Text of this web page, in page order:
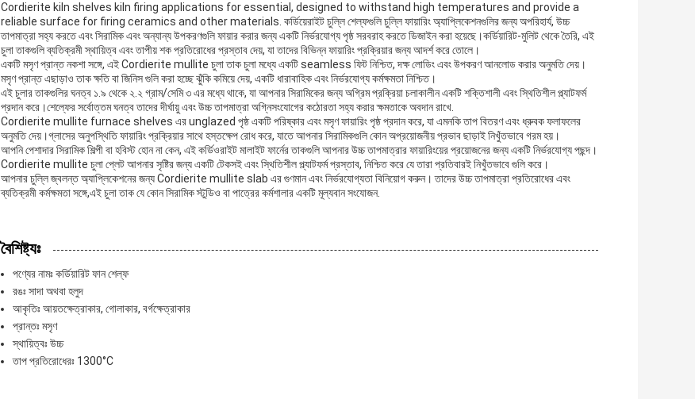
Cordierite kiln shelves kiln firing applications for essential, designed to withstand high temperatures and provide a
reliable surface for firing ceramics and other materials. কর্ডিয়েরাইট চুল্লি শেল্ফগুলি চুল্লি ফায়ারিং অ্যাপ্লিকেশনগুলির জন্য অপরিহার্য, উচ্চ
তাপমাত্রা সহ্য করতে এবং সিরামিক এবং অন্যান্য উপকরণগুলি ফায়ার করার জন্য একটি নির্ভরযোগ্য পৃষ্ঠ সরবরাহ করতে ডিজাইন করা হয়েছে।কর্ডিয়ারিট-মুলিট থেকে তৈরি, এই
চুলা তাকগুলি ব্যতিক্রমী স্থায়িত্ব এবং তাপীয় শক প্রতিরোধের প্রস্তাব দেয়, যা তাদের বিভিন্ন ফায়ারিং প্রক্রিয়ার জন্য আদর্শ করে তোলে।
একটি মসৃণ প্রান্ত নকশা সঙ্গে, এই Cordierite mullite চুলা তাক চুলা মধ্যে একটি seamless ফিট নিশ্চিত, দক্ষ লোডিং এবং উপকরণ আনলোড করার অনুমতি দেয়।
মসৃণ প্রান্ত এছাড়াও তাক ক্ষতি বা জিনিস গুলি করা হচ্ছে ঝুঁকি কমিয়ে দেয়, একটি ধারাবাহিক এবং নির্ভরযোগ্য কর্মক্ষমতা নিশ্চিত।
এই চুলার তাকগুলির ঘনত্ব ১.৯ থেকে ২.২ গ্রাম/সেমি ৩ এর মধ্যে থাকে, যা আপনার সিরামিকের জন্য অগ্রিম প্রক্রিয়া চলাকালীন একটি শক্তিশালী এবং স্থিতিশীল প্ল্যাটফর্ম
প্রদান করে।শেল্ফের সর্বোত্তম ঘনত্ব তাদের দীর্ঘায়ু এবং উচ্চ তাপমাত্রা অগ্নিসংযোগের কঠোরতা সহ্য করার ক্ষমতাকে অবদান রাখে.
Cordierite mullite furnace shelves এর unglazed পৃষ্ঠ একটি পরিষ্কার এবং মসৃণ ফায়ারিং পৃষ্ঠ প্রদান করে, যা এমনকি তাপ বিতরণ এবং ধ্রুবক ফলাফলের
অনুমতি দেয়।গ্লাসের অনুপস্থিতি ফায়ারিং প্রক্রিয়ার সাথে হস্তক্ষেপ রোধ করে, যাতে আপনার সিরামিকগুলি কোন অপ্রয়োজনীয় প্রভাব ছাড়াই নিখুঁতভাবে গরম হয়।
আপনি পেশাদার সিরামিক শিল্পী বা হবিস্ট হোন না কেন, এই কর্ডিওরাইট মালাইট ফার্নের তাকগুলি আপনার উচ্চ তাপমাত্রার ফায়ারিংয়ের প্রয়োজনের জন্য একটি নির্ভরযোগ্য পছন্দ।
Cordierite mullite চুলা প্লেট আপনার সৃষ্টির জন্য একটি টেকসই এবং স্থিতিশীল প্ল্যাটফর্ম প্রস্তাব, নিশ্চিত করে যে তারা প্রতিবারই নিখুঁতভাবে গুলি করে।
আপনার চুল্লি জ্বলন্ত অ্যাপ্লিকেশনের জন্য Cordierite mullite slab এর গুণমান এবং নির্ভরযোগ্যতা বিনিয়োগ করুন। তাদের উচ্চ তাপমাত্রা প্রতিরোধের এবং
ব্যতিক্রমী কর্মক্ষমতা সঙ্গে,এই চুলা তাক যে কোন সিরামিক স্টুডিও বা পাত্রের কর্মশালার একটি মূল্যবান সংযোজন.
বৈশিষ্ট্যঃ
পণ্যের নামঃ কর্ডিয়ারিট ফান শেল্ফ
রঙঃ সাদা অথবা হলুদ
আকৃতিঃ আয়তক্ষেত্রাকার, গোলাকার, বর্গক্ষেত্রাকার
প্রান্তঃ মসৃণ
স্থায়িত্বঃ উচ্চ
তাপ প্রতিরোধেরঃ 1300°C